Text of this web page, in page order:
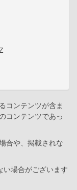
コンテンツが含ま
コンテンツであっ
合や、掲載されな
場合がございます